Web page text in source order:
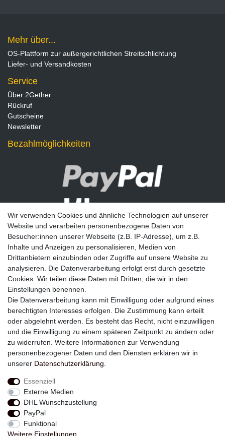
Mehr über...
OS-Plattform zur außergerichtlichen Streitschlichtung
Liefer- und Versandkosten
Service
Über 2Gether
Rückruf
Gutscheine
Newsletter
Bezahlmöglichkeiten
Newsletter
E-MAIL **
Einwilligung kann ich jederzeit widerrufen.**
Abonnieren
Widerrufs­recht
Daten­schutz­erklärung
Wir verwenden Cookies und ähnliche Technologien auf unserer
Website und verarbeiten personenbezogene Daten von
Besucher:innen unserer Webseite (z.B. IP-Adresse), um z.B.
Inhalte und Anzeigen zu personalisieren, Medien von
Drittanbietern einzubinden oder Zugriffe auf unsere Website zu
analysieren. Die Datenverarbeitung erfolgt erst durch gesetzte
Cookies. Wir teilen diese Daten mit Dritten, die wir in den
Einstellungen benennen.
Die Datenverarbeitung kann mit Einwilligung oder aufgrund eines
berechtigten Interesses erfolgen. Die Zustimmung kann erteilt
oder abgelehnt werden. Es besteht das Recht, nicht einzuwilligen
und die Einwilligung zu einem späteren Zeitpunkt zu ändern oder
zu widerrufen. Weitere Informationen zur Verwendung
personenbezogener Daten und den Diensten erklären wir in
unserer Daten­schutz­erklärung
Essenziell
Externe Medien
DHL Wunschzustellung
PayPal
Funktional
Weitere Einstellungen